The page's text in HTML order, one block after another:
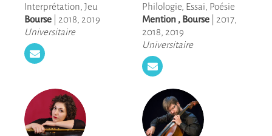
Interprétation Jeu
Bourse
2018 2019
Universitaire
Philologie Essai Poésie
Mention , Bourse 2017
2018 2019
Universitaire